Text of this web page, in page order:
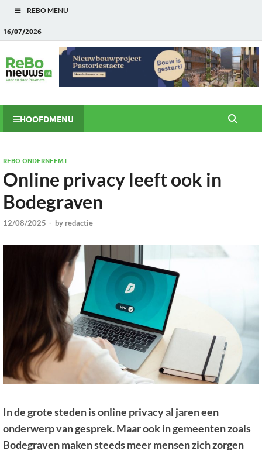
REBO MENU
16/07/2026
HOOFDMENU
REBO ONDERNEEMT
Online privacy leeft ook in
Bodegraven
12/08/2025 - by redactie
In de grote steden is online privacy al jaren een
onderwerp van gesprek. Maar ook in gemeenten zoals
Bodegraven maken steeds meer mensen zich zorgen